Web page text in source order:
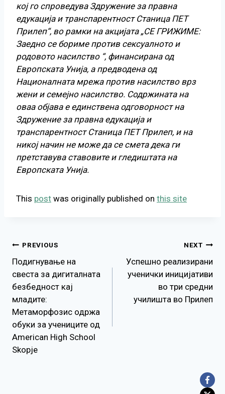
кој го спроведувa Здружение за правна
едукација и транспарентност Станица ПЕТ
Прилеп“, во рамки на акцијата „СЕ ГРИЖИМЕ:
Заедно се бориме против сексуалното и
родовото насилство “, финансирана од
Европската Унија, а предводена од
Националната мрежа против насилство врз
жени и семејно насилство. Содржината на
оваа објава е единствена одговорност на
Здружение за правна едукација и
транспарентност Станица ПЕТ Прилеп, и на
никој начин не може да се смета дека ги
претставува ставовите и гледиштата на
Европската Унија.
This post was originally published on this site
Навигација
на
напис
PREVIOUS
Подигнување на
свеста за дигиталната
безбедност кај
младите:
Метаморфозис одржа
обуки за учениците од
American High School
Skopje
NEXT
Успешно реализирани
ученички иницијативи
во три средни
училишта во Прилеп